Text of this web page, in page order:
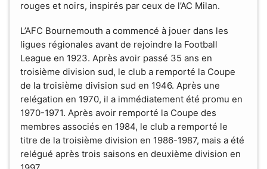
rouges et noirs, inspirés par ceux de l’AC Milan.
L’AFC Bournemouth a commencé à jouer dans les
ligues régionales avant de rejoindre la Football
League en 1923. Après avoir passé 35 ans en
troisième division sud, le club a remporté la Coupe
de la troisième division sud en 1946. Après une
relégation en 1970, il a immédiatement été promu en
1970-1971. Après avoir remporté la Coupe des
membres associés en 1984, le club a remporté le
titre de la troisième division en 1986-1987, mais a été
relégué après trois saisons en deuxième division en